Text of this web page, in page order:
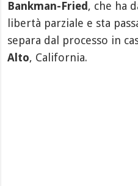
Bankman-Fried , che ha
libertà parziale e sta
separa dal processo in
Alto, California.